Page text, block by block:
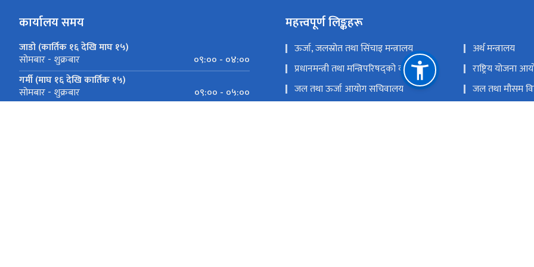
कार्यालय समय
जाडो (कार्तिक १६ देखि माघ १५)
सोमबार - शुक्रबार
०९:०० - ०४:००
गर्मी (माघ १६ देखि कार्तिक १५)
सोमबार - शुक्रबार ०९:०० - ०५:००
महत्त्वपूर्ण लिङ्कहरू
ऊर्जा, जलस्रोत तथा सिंचाइ मन्त्रालय
अर्थ मन्त्रालय
प्रधानमन्त्री तथा मन्त्रिपरिषद्को कार्यालय
राष्ट्रिय योजना
जल तथा ऊर्जा आयोग सचिवालय
जल तथा मौसम